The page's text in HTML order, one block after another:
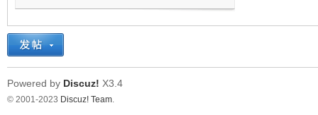
Powered by Discuz! X3.4
© 2001-2023 Discuz! Team.